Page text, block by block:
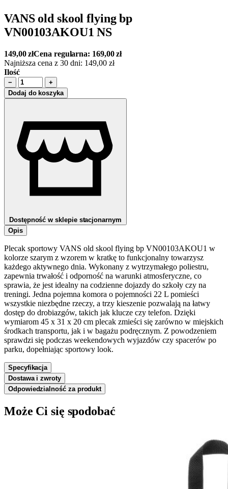
VANS old skool flying bp
VN00103AKOU1 NS
149,00złCena regularna: 169,00zł
Najniższa cena z 30 dni: 149,00 zł
Ilość
−
+
Dodaj do koszyka
Dostępność w sklepie stacjonarnym
Opis
Plecak sportowy VANS old skool flying bp VN00103AKOU1 w
kolorze szarym z wzorem w kratkę to funkcjonalny towarzysz
każdego aktywnego dnia. Wykonany z wytrzymałego poliestru,
zapewnia trwałość i odporność na warunki atmosferyczne, co
sprawia, że jest idealny na codzienne dojazdy do szkoły czy na
treningi. Jedna pojemna komora o pojemności 22 L pomieści
wszystkie niezbędne rzeczy, a trzy kieszenie pozwalają na łatwy
dostęp do drobiazgów, takich jak klucze czy telefon. Dzięki
wymiarom 45 x 31 x 20 cm plecak zmieści się zarówno w miejskich
środkach transportu, jak i w bagażu podręcznym. Z powodzeniem
sprawdzi się podczas weekendowych wyjazdów czy spacerów po
parku, dopełniając sportowy look.
Specyfikacja
Dostawa i zwroty
Odpowiedzialność za produkt
Może Ci się spodobać